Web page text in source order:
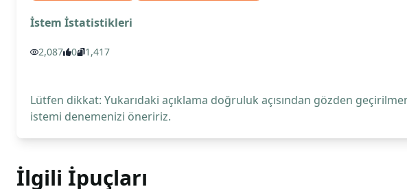
İstem İstatistikleri
2,087 0 1,417
Lütfen dikkat: Yukarıdaki açıklama doğruluk açısından gözden
istemi denemenizi öneririz.
İlgili İpuçları